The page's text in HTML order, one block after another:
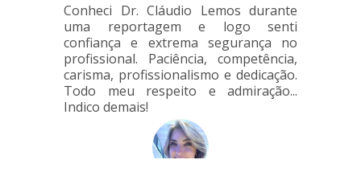
Conheci Dr. Cláudio Lemos durante
uma reportagem e logo senti
confiança e extrema segurança no
profissional. Paciência, competência,
carisma, profissionalismo e dedicação.
Todo meu respeito e admiração...
Indico demais!